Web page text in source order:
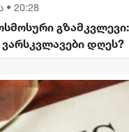
• 20:28
დღეს?